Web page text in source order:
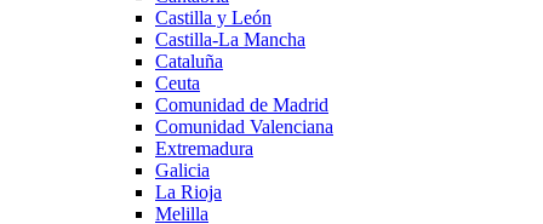
Castilla y León
Castilla-La Mancha
Cataluña
Ceuta
Comunidad de Madrid
Comunidad Valenciana
Extremadura
Galicia
La Rioja
Melilla